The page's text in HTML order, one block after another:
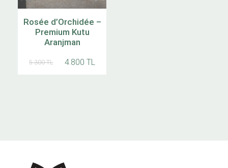
Rosée d’Orchidée –
Premium Kutu
Aranjman
5.300 TL 4.800 TL